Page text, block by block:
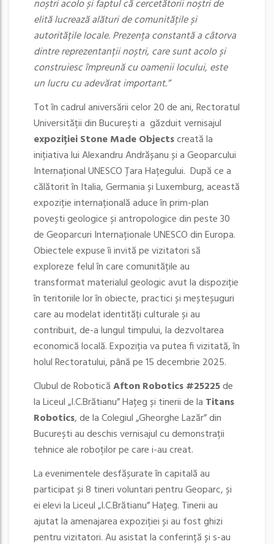
noștri acolo și faptul că cercetătorii noștri de
elită lucrează alături de comunitățile și
autoritățile locale. Prezența constantă a câtorva
dintre reprezentanții noștri, care sunt acolo și
construiesc împreună cu oamenii locului, este
un lucru cu adevărat important.”
Tot în cadrul aniversării celor 20 de ani, Rectoratul
Universității din București a găzduit vernisajul
expoziției Stone Made Objectscreată la
inițiativa lui Alexandru Andrășanu și a Geoparcului
Internațional UNESCO Țara Hațegului. După ce a
călătorit în Italia, Germania și Luxemburg, această
expoziție internațională aduce în prim-plan
povești geologice și antropologice din peste 30
de Geoparcuri Internaționale UNESCO din Europa.
Obiectele expuse îi invită pe vizitatori să
exploreze felul în care comunitățile au
transformat materialul geologic avut la dispoziție
în teritoriile lor în obiecte, practici și meșteșuguri
care au modelat identități culturale și au
contribuit, de-a lungul timpului, la dezvoltarea
economică locală. Expoziția va putea fi vizitată, în
holul Rectoratului, până pe 15 decembrie 2025.
Clubul de RoboticăAfton Robotics #25225de
la Liceul „I.C.Brătianu” Hațeg și tinerii de la Titans
Robotics, de la Colegiul „Gheorghe Lazăr” din
București au deschis vernisajul cu demonstrații
tehnice ale roboților pe care i-au creat.
La evenimentele desfășurate în capitală au
participat și 8 tineri voluntari pentru Geoparc, și
ei elevi la Liceul „I.C.Brătianu” Hațeg. Tinerii au
ajutat la amenajarea expoziției și au fost ghizi
pentru vizitatori. Au asistat la conferință și s-au